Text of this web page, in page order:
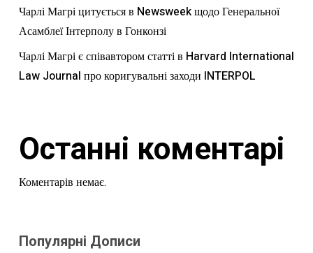
Чарлі Магрі цитується в Newsweek щодо Генеральної
Асамблеї Інтерполу в Гонконзі
Чарлі Магрі є співавтором статті в Harvard International
Law Journal про коригувальні заходи INTERPOL
Останні коментарі
Коментарів немає.
Популярні Дописи